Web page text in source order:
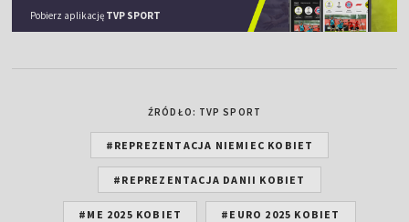
Pobierz aplikację TVP SPORT
ŹRÓDŁO: TVP SPORT
#REPREZENTACJA NIEMIEC KOBIET
#REPREZENTACJA DANII KOBIET
#ME 2025 KOBIET #EURO 2025 KOBIET